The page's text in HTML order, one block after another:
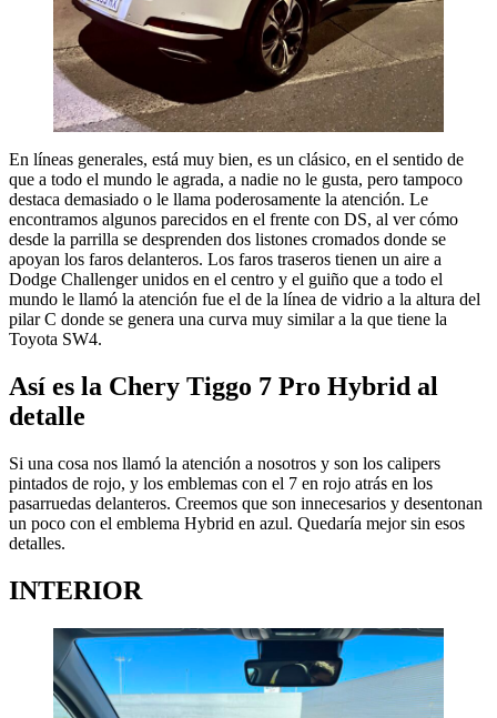
En líneas generales, está muy bien, es un clásico, en el sentido de
que a todo el mundo le agrada, a nadie no le gusta, pero tampoco
destaca demasiado o le llama poderosamente la atención. Le
encontramos algunos parecidos en el frente con DS, al ver cómo
desde la parrilla se desprenden dos listones cromados donde se
apoyan los faros delanteros. Los faros traseros tienen un aire a
Dodge Challenger unidos en el centro y el guiño que a todo el
mundo le llamó la atención fue el de la línea de vidrio a la altura del
pilar C donde se genera una curva muy similar a la que tiene la
Toyota SW4.
Así es la Chery Tiggo 7 Pro Hybrid al
detalle
Si una cosa nos llamó la atención a nosotros y son los calipers
pintados de rojo, y los emblemas con el 7 en rojo atrás en los
pasarruedas delanteros. Creemos que son innecesarios y desentonan
un poco con el emblema Hybrid en azul. Quedaría mejor sin esos
detalles.
INTERIOR